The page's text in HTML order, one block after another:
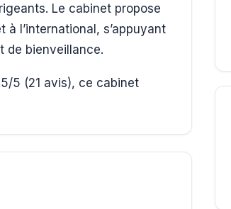
Le cabinet propose
l’international, s’appuyant
de bienveillance.
5 (21 avis), ce cabinet